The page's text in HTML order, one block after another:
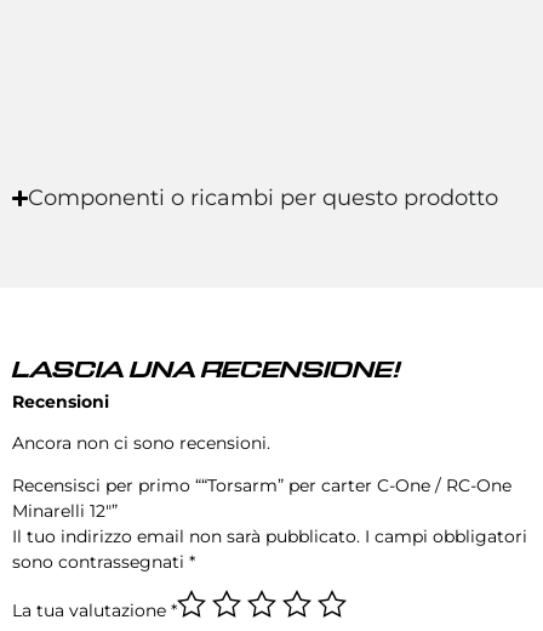
Componenti o ricambi per questo prodotto
LASCIA UNA RECENSIONE!
Recensioni
Ancora non ci sono recensioni.
Recensisci per primo ““Torsarm” per carter C-One / RC-One
Minarelli 12″”
Il tuo indirizzo email non sarà pubblicato. I campi obbligatori
sono contrassegnati *
La tua valutazione *